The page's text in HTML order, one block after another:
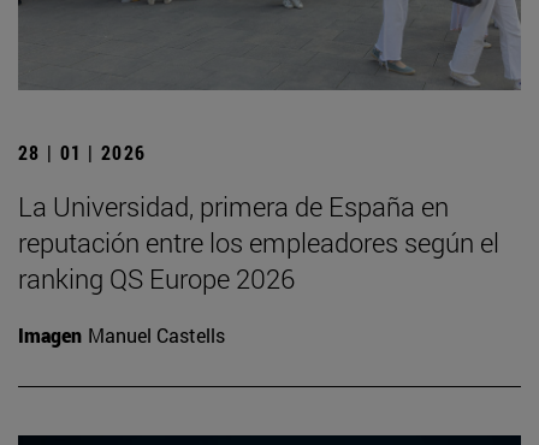
28 | 01 | 2026
La Universidad, primera de España en
reputación entre los empleadores según el
ranking QS Europe 2026
Imagen Manuel Castells